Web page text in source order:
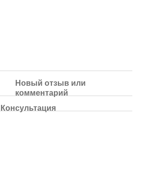
Новый отзыв или
комментарий
Консультация